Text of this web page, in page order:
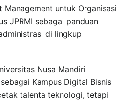
Management untuk Organisasi
JPRMI sebagai panduan
di lingkup
Nusa Mandiri
Kampus Digital Bisnis
talenta teknologi, tetapi